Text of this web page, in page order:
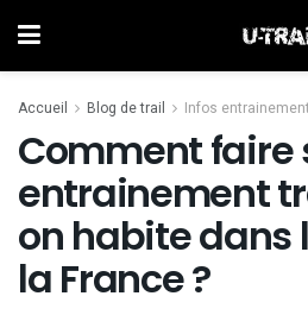
Accueil Blog de trail Infos entrainement
Comment faire
entrainement
on habite dans
la France ?